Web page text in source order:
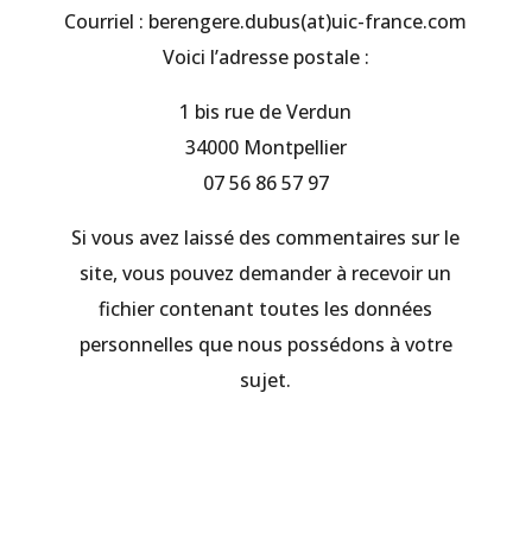
Courriel : berengere.dubus(at)uic-france.com
Voici l’adresse postale :
1 bis rue de Verdun
34000 Montpellier
07 56 86 57 97
Si vous avez laissé des commentaires sur le
site, vous pouvez demander à recevoir un
fichier contenant toutes les données
personnelles que nous possédons à votre
sujet.